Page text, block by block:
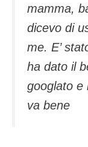
mamma,
dicevo di
me. E’
ha dato il
googlato e
va bene